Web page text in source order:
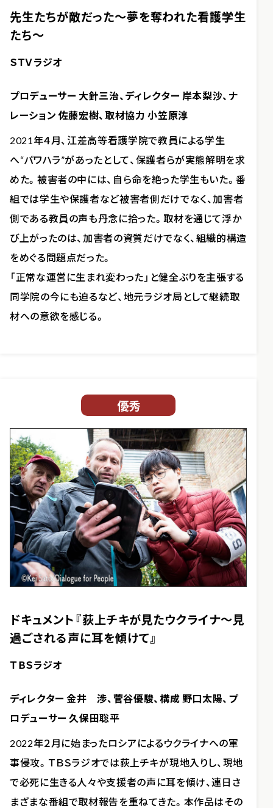
先生たちが敵だった～夢を奪われた看護学生
たち～
ＳＴＶラジオ
プロデューサー 大針三治、ディレクター 岸本梨沙、ナ
レーション 佐藤宏樹、取材協力 小笠原淳
2021年４月、江差高等看護学院で教員による学生
へ“パワハラ”があったとして、保護者らが実態解明を求
めた。被害者の中には、自ら命を絶った学生もいた。番
組では学生や保護者など被害者側だけでなく、加害者
側である教員の声も丹念に拾った。取材を通じて浮か
び上がったのは、加害者の資質だけでなく、組織的構造
をめぐる問題点だった。
「正常な運営に生まれ変わった」と健全ぶりを主張する
同学院の今にも迫るなど、地元ラジオ局として継続取
材への意欲を感じる。
優秀
ドキュメント『荻上チキが見たウクライナ～見
過ごされる声に耳を傾けて』
ＴＢＳラジオ
ディレクター 金井 渉、菅谷優駿、構成 野口太陽、プ
ロデューサー 久保田聡平
2022年２月に始まったロシアによるウクライナへの軍
事侵攻。ＴＢＳラジオでは荻上チキが現地入りし、現地
で必死に生きる人々や支援者の声に耳を傾け、連日さ
まざまな番組で取材報告を重ねてきた。本作品はその